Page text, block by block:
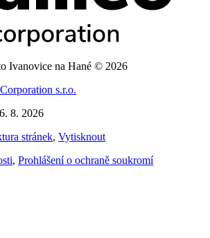
Ivanovice na Hané © 2026
s.r.o.
8. 2026
stránek, Vytisknout
, Prohlášení o ochraně soukromí